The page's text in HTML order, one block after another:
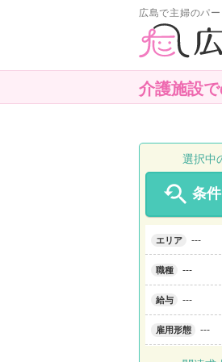
広島で主婦のパ
介護施設
選択中
 条
エリア ---
職種 ---
給与 ---
雇用形態 ---